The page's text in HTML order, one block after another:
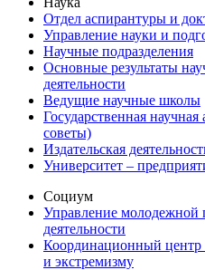
Отдел аспирантуры и
Управление науки и
Научные подразделения
Основные результаты
деятельности
Ведущие научные школы
Государственная
советы)
Издательская
Университет –
Социум
Управление молодежной
деятельности
Координационный центр
и экстремизму